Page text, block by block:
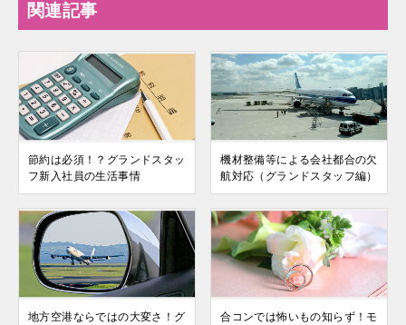
関連記事
節約は必須！？グランドスタッ
フ新入社員の生活事情
機材整備等による会社都合の欠
航対応（グランドスタッフ編）
地方空港ならではの大変さ！グ
合コンでは怖いもの知らず！モ